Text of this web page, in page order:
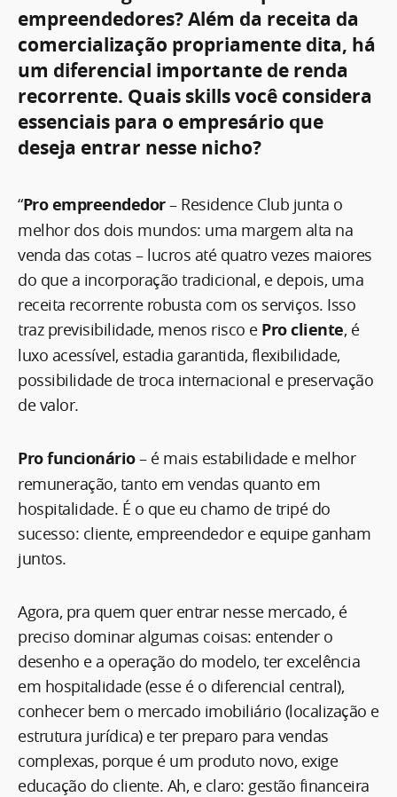
empreendedores? Além da receita da
comercialização propriamente dita, há
um diferencial importante de renda
recorrente. Quais skills você considera
essenciais para o empresário que
deseja entrar nesse nicho?
“Pro empreendedor– Residence Club junta o
melhor dos dois mundos: uma margem alta na
venda das cotas – lucros até quatro vezes maiores
do que a incorporação tradicional, e depois, uma
receita recorrente robusta com os serviços. Isso
traz previsibilidade, menos risco e Pro cliente, é
luxo acessível, estadia garantida, flexibilidade,
possibilidade de troca internacional e preservação
de valor.
Pro funcionário– é mais estabilidade e melhor
remuneração, tanto em vendas quanto em
hospitalidade. É o que eu chamo de tripé do
sucesso: cliente, empreendedor e equipe ganham
juntos.
Agora, pra quem quer entrar nesse mercado, é
preciso dominar algumas coisas: entender o
desenho e a operação do modelo, ter excelência
em hospitalidade (esse é o diferencial central),
conhecer bem o mercado imobiliário (localização e
estrutura jurídica) e ter preparo para vendas
complexas, porque é um produto novo, exige
educação do cliente. Ah, e claro: gestão financeira